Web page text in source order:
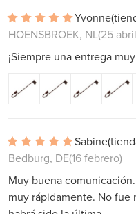
Yvonne
HOENSBROEK, NL(25
¡Siempre una entrega
Sabine
Bedburg, DE(16 febrero)
Muy buena
muy rápidamente. No fue